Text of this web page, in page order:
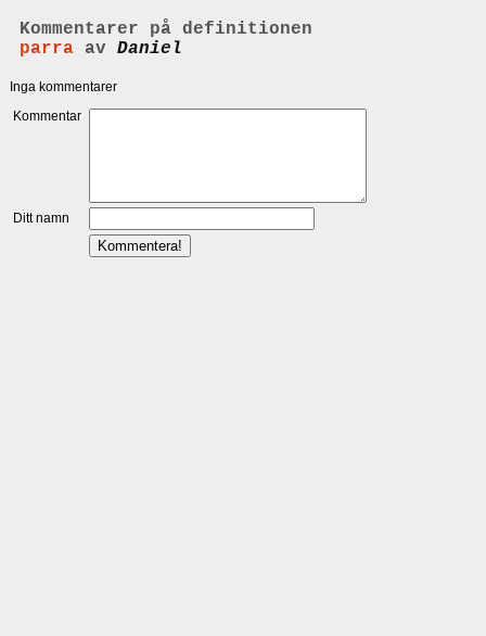
Kommentarer på definitionen
parra av Daniel
Inga kommentarer
Kommentar
Ditt namn